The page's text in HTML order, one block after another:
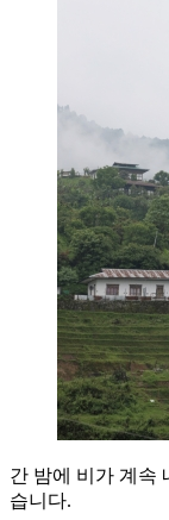
간 밤에 비가 계속
습니다.